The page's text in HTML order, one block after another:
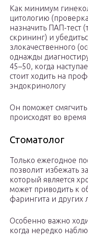
Как минимум
цитологию
назначить ПАП-тест
скрининг) и
злокачественного
однажды
45–50, когда
стоит ходить на
эндокринологу
Он поможет
происходят во время
Стоматолог
Только ежегодное
позволит избежать
который является
может приводить к
фарингита и других
Особенно важно
когда нередко